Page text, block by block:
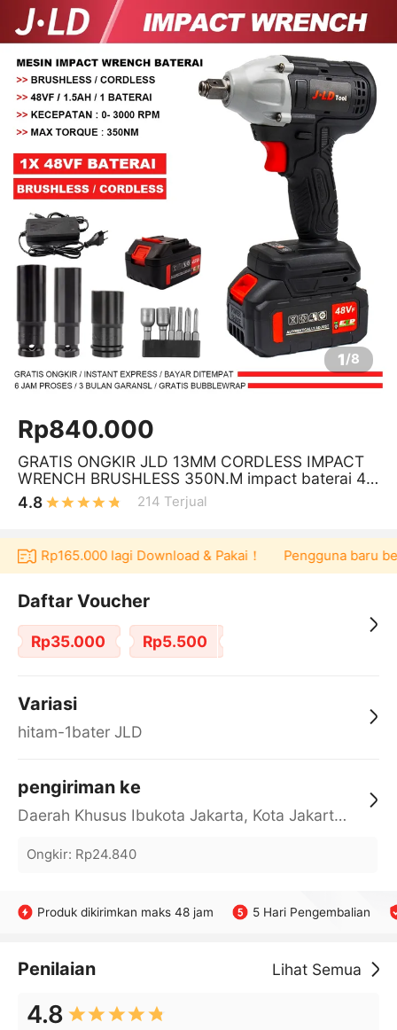
1/8
Rp840.000
GRATIS ONGKIR JLD 13MM CORDLESS IMPACT
WRENCH BRUSHLESS 350N.M impact baterai 48
VF MESIN BOR JV88 UNTUK BAUT MOBIL
4.8 214 Terjual
Rp165.000 lagi Download & Pakai！ Pengguna baru
Daftar Voucher
Rp35.000 Rp5.500
Variasi
hitam-1bater JLD
pengiriman ke
Daerah Khusus Ibukota Jakarta, Kota Jakarta Barat, Cengkareng, yy
Ongkir: Rp24.840
Produk dikirimkan maks 48 jam 5 Hari Pengembalian
Penilaian Lihat Semua
4.8